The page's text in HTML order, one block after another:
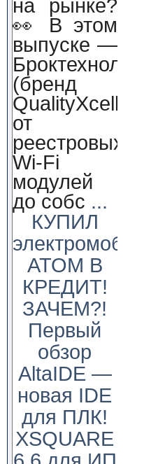
на рынке?
👀 В этом
выпуске —
Броктехнолоджи
(бренд
QualityXcellence):
от
реестровых
Wi-Fi
модулей
до собс ...
КУПИЛ
электромобиль
АТОМ В
КРЕДИТ!
ЗАЧЕМ?!
Первый
обзор
AltaIDE —
новая IDE
для ПЛК!
XSQUARE